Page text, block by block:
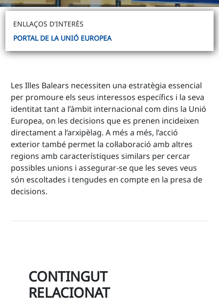
ENLLAÇOS D'INTERÈS
PORTAL DE LA UNIÓ EUROPEA
Les Illes Balears necessiten una estratègia essencial
per promoure els seus interessos específics i la seva
identitat tant a l’àmbit internacional com dins la Unió
Europea, on les decisions que es prenen incideixen
directament a l’arxipèlag. A més a més, l’acció
exterior també permet la col·laboració amb altres
regions amb característiques similars per cercar
possibles unions i assegurar-se que les seves veus
són escoltades i tengudes en compte en la presa de
decisions.
CONTINGUT
RELACIONAT